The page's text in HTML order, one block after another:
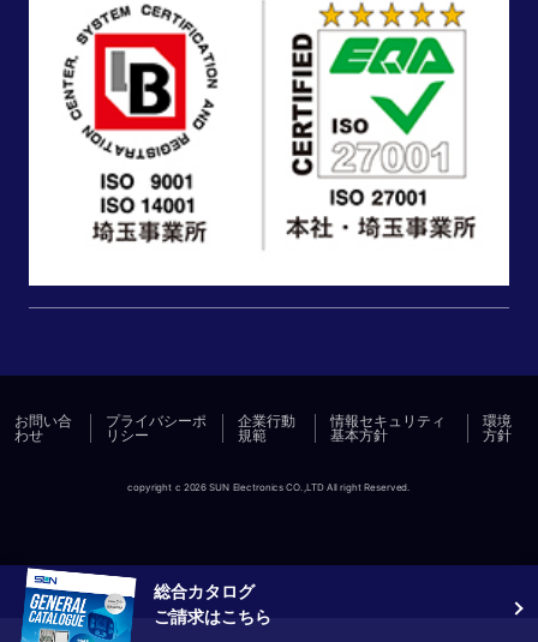
お問い合
わせ
プライバシーポ
リシー
企業行動
規範
情報セキュリティ
基本方針
環境
方針
copyright c 2026 SUN Electronics CO.,LTD All right Reserved.
総合カタログ
ご請求はこちら